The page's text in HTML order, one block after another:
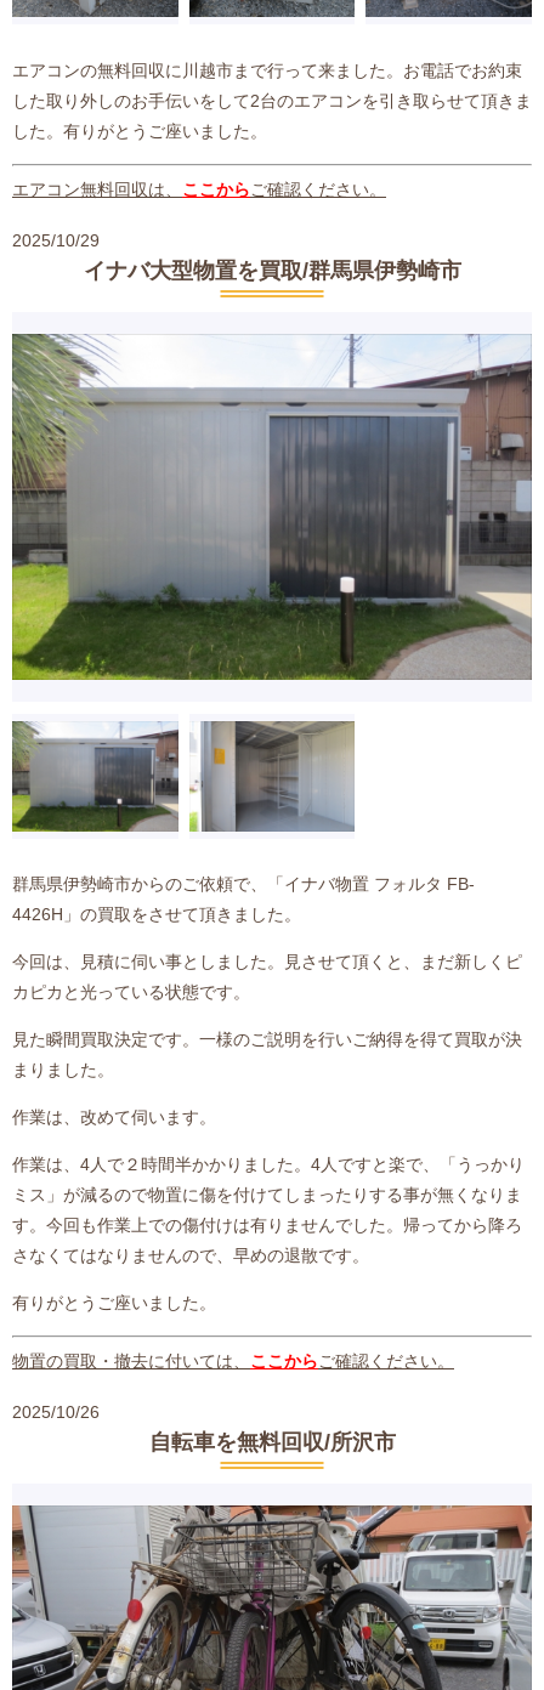
エアコンの無料回収に川越市まで行って来ました。お電話でお約束
した取り外しのお手伝いをして2台のエアコンを引き取らせて頂きま
した。有りがとうご座いました。
エアコン無料回収は、 ここからご確認ください。
2025/10/29
イナバ大型物置を買取/群馬県伊勢崎市
群馬県伊勢崎市からのご依頼で、「イナバ物置 フォルタ FB-
4426H」の買取をさせて頂きました。
今回は、見積に伺い事としました。見させて頂くと、まだ新しくピ
カピカと光っている状態です。
見た瞬間買取決定です。一様のご説明を行いご納得を得て買取が決
まりました。
作業は、改めて伺います。
作業は、4人で２時間半かかりました。4人ですと楽で、「うっかり
ミス」が減るので物置に傷を付けてしまったりする事が無くなりま
す。今回も作業上での傷付けは有りませんでした。帰ってから降ろ
さなくてはなりませんので、早めの退散です。
有りがとうご座いました。
物置の買取・撤去に付いては、 ここからご確認ください。
2025/10/26
自転車を無料回収/所沢市